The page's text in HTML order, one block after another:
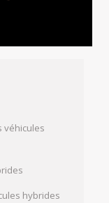
véhicules
hybrides